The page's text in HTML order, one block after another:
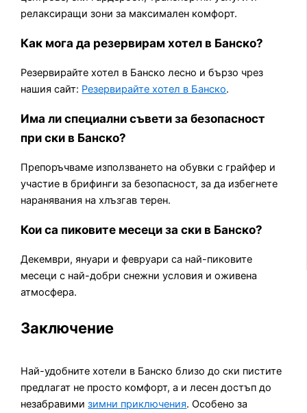
релаксиращи зони за максимален комфорт.
Как мога да резервирам хотел в Банско?
Резервирайте хотел в Банско лесно и бързо чрез
нашия сайт: Резервирайте хотел в Банско.
Има ли специални съвети за безопасност
при ски в Банско?
Препоръчваме използването на обувки с грайфер и
участие в брифинги за безопасност, за да избегнете
наранявания на хлъзгав терен.
Кои са пиковите месеци за ски в Банско?
Декември, януари и февруари са най-пиковите
месеци с най-добри снежни условия и оживена
атмосфера.
Заключение
Най-удобните хотели в Банско близо до ски пистите
предлагат не просто комфорт, а и лесен достъп до
незабравимизимни приключения. Особено за